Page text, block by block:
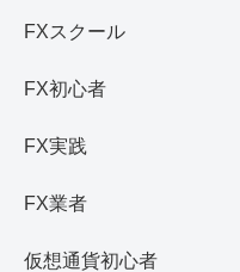
FXスクール
FX初心者
FX実践
FX業者
仮想通貨初心者